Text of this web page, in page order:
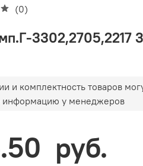
(0)
3302,2705,2217
и комплектность товаров
информацию у менеджеров
руб.